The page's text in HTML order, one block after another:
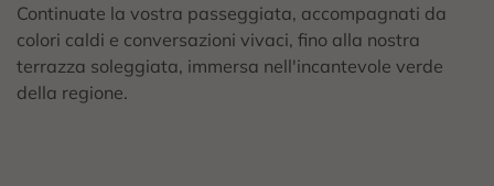
Continuate la vostra passeggiata, accompagnati da
colori caldi e conversazioni vivaci, fino alla nostra
terrazza soleggiata, immersa nell'incantevole verde
della regione.